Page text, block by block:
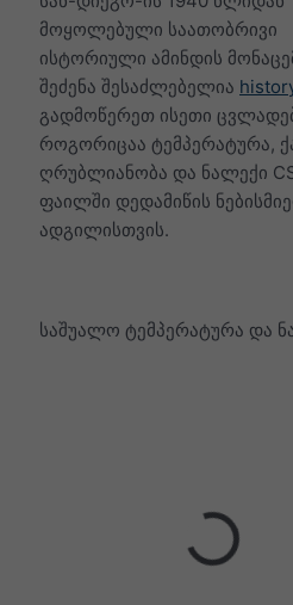
მოყოლებული საათობრივი
ისტორიული ამინდის
შეძენა შესაძლებელია
გადმოწერეთ ისეთი
როგორიცაა ტემპერატურა,
ღრუბლიანობა და ნალექი
ფაილში დედამიწის
ადგილისთვის.
საშუალო ტემპერატურა და